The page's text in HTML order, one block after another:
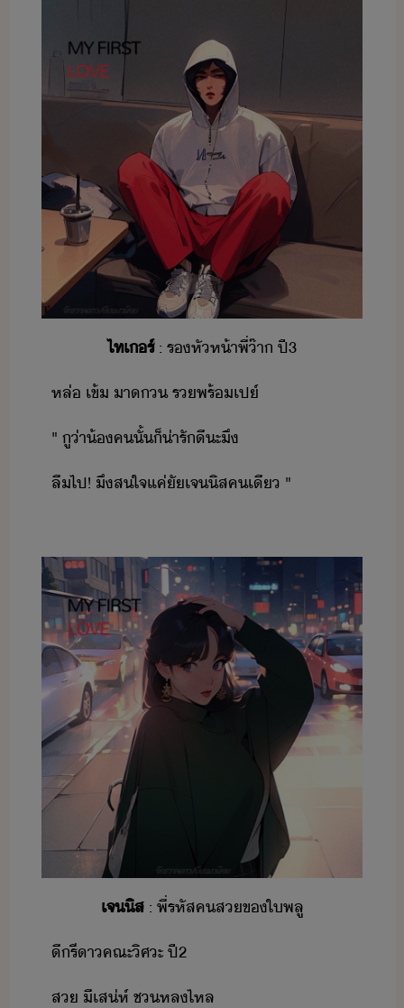
ไทเร์​:​ ​รหัห้า​พี่​๊า​ ​ปี​3
หล่​ ​เข้​ ​า​​ ​ร​พร้​เป​์
"​ ​ู​่า​้​ค​ั​้​​็​่ารั​ีะ​ึ
ลื​ไป​!​ ​ึ​สใจ​แค่ั​เจ​ิส​คเี​ ​"
เจ​ิส​:​ ​พี่​รหัส​คส​ข​ใพลู
ีรี​า​คณะ​ิศะ​ ​ปี​2
ส​ ​ีเส่ห์​ ​ช​หลไหล